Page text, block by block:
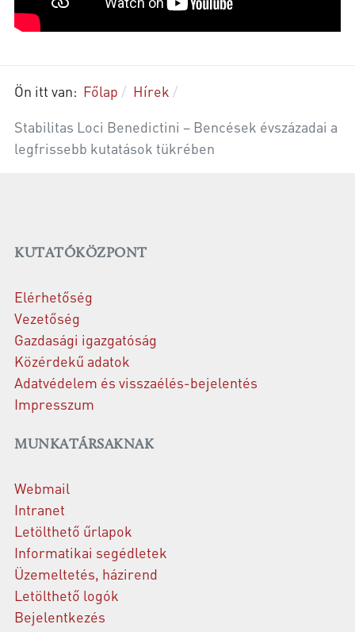
Ön itt van: Főlap
Hírek
Stabilitas Loci Benedictini − Bencések évszázadai a
legfrissebb kutatások tükrében
KUTATÓKÖZPONT
Elérhetőség
Vezetőség
Gazdasági igazgatóság
Közérdekű adatok
Adatvédelem és visszaélés-bejelentés
Impresszum
MUNKATÁRSAKNAK
Webmail
Intranet
Letölthető űrlapok
Informatikai segédletek
Üzemeltetés, házirend
Letölthető logók
Bejelentkezés